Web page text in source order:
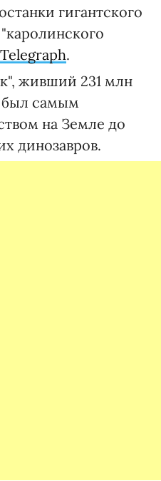
гигантского
.
живший 231 млн
был самым
на Земле до
динозавров.